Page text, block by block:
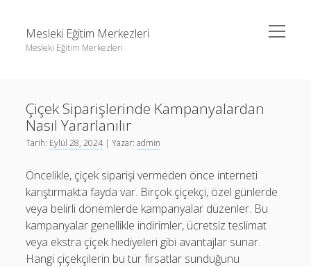
Mesleki Eğitim Merkezleri
Mesleki Eğitim Merkezleri
menüyü
aç
Liste
Sayfa Listesi
Twitter Gizli Hesaba Nasıl Bakılır
Igtv Yorum Yükseltme Hilesi
Sayfa Listesi
Threads Beğeni Arttırma
Twitter Gizli Hesaba Nasıl Bakılır
Çiçek Siparişlerinde Kampanyalardan
Nasıl Yararlanılır
Tarih: Eylül 28, 2024| Yazar:admin
Öncelikle, çiçek siparişi vermeden önce interneti
karıştırmakta fayda var. Birçok çiçekçi, özel günlerde
veya belirli dönemlerde kampanyalar düzenler. Bu
kampanyalar genellikle indirimler, ücretsiz teslimat
veya ekstra çiçek hediyeleri gibi avantajlar sunar.
Hangi çiçekçilerin bu tür fırsatlar sunduğunu